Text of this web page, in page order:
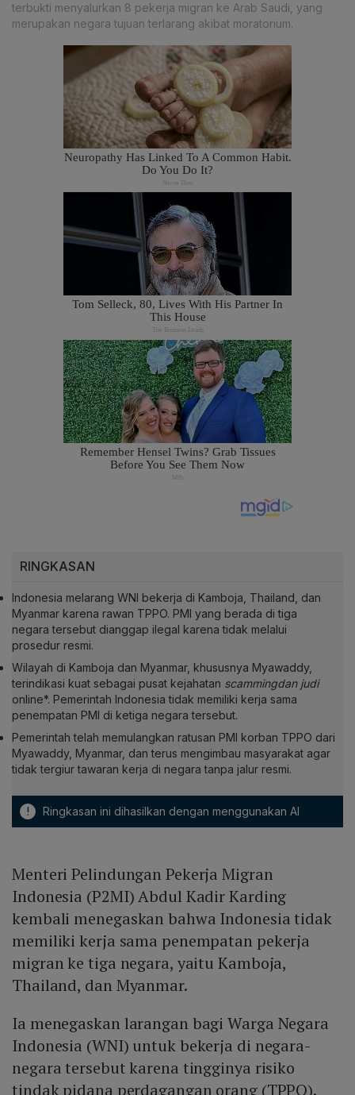
terbukti menyalurkan 8 pekerja migran ke Arab Saudi, yang
merupakan negara tujuan terlarang akibat moratorium.
RINGKASAN
Indonesia melarang WNI bekerja di Kamboja, Thailand, dan
Myanmar karena rawan TPPO. PMI yang berada di tiga
negara tersebut dianggap ilegal karena tidak melalui
prosedur resmi.
Wilayah di Kamboja dan Myanmar, khususnya Myawaddy,
terindikasi kuat sebagai pusat kejahatan scammingdan judi
online*. Pemerintah Indonesia tidak memiliki kerja sama
penempatan PMI di ketiga negara tersebut.
Pemerintah telah memulangkan ratusan PMI korban TPPO dari
Myawaddy, Myanmar, dan terus mengimbau masyarakat agar
tidak tergiur tawaran kerja di negara tanpa jalur resmi.
! Ringkasan ini dihasilkan dengan menggunakan AI
Menteri Pelindungan Pekerja Migran
Indonesia (P2MI) Abdul Kadir Karding
kembali menegaskan bahwa Indonesia tidak
memiliki kerja sama penempatan pekerja
migran ke tiga negara, yaitu Kamboja,
Thailand, dan Myanmar.
Ia menegaskan larangan bagi Warga Negara
Indonesia (WNI) untuk bekerja di negara-
negara tersebut karena tingginya risiko
tindak pidana perdagangan orang (TPPO).